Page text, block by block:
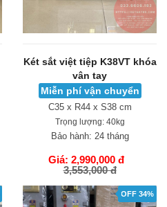
Két sắt việt tiệp K38VT khóa
vân tay
Miễn phí vận chuyển
C35 x R44 x S38 cm
Trọng lượng:40kg
Bảo hành: 24 tháng
Giá: 2,990,000 đ
3,553,000 đ
GIỎ HÀNG
OFF 34%